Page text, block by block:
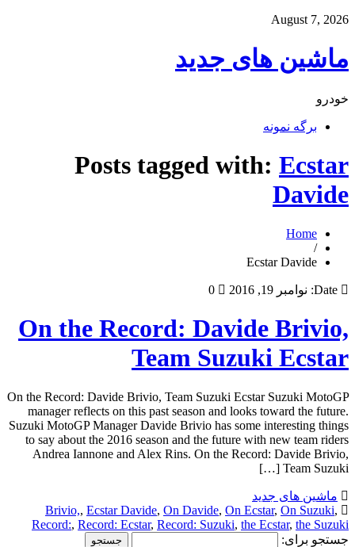
August 7, 2026
ماشین های جدید
خودرو
برگه نمونه
Posts tagged with: Ecstar
Davide
Home
/
Ecstar Davide
Date: نوامبر 19, 2016 0
On the Record: Davide Brivio,
Team Suzuki Ecstar
On the Record: Davide Brivio, Team Suzuki Ecstar Suzuki MotoGP
manager reflects on this past season and looks toward the future.
Suzuki MotoGP Manager Davide Brivio has some interesting things
to say about the 2016 season and the future with new team riders
Andrea Iannone and Alex Rins. On the Record: Davide Brivio,
Team Suzuki […]
ماشین های جدید
Brivio,, Ecstar Davide, On Davide, On Ecstar, On Suzuki,
Record:, Record: Ecstar, Record: Suzuki, the Ecstar, the Suzuki
جستجو برای: